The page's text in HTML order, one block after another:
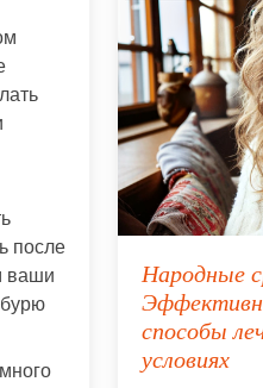
после
ваши
Народные
способы
условиях